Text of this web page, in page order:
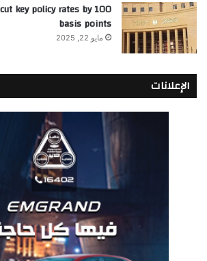
key policy rates by 100
basis points
مايو 22, 2025
الإعلانات